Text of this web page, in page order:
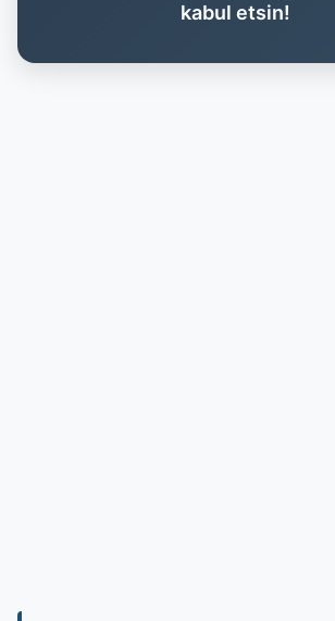
kabul etsin!